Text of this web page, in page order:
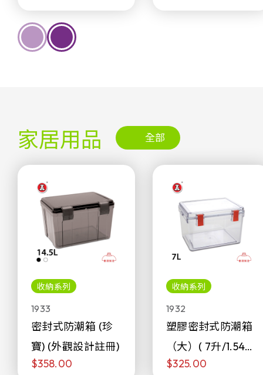
家居用品 全部
收納系列
1933
密封式防潮箱 (珍
寶) (外觀設計註冊)
$358.00
收納系列
1932
塑膠密封式防潮箱
（大）( 7升/1.54加
侖)
$325.00